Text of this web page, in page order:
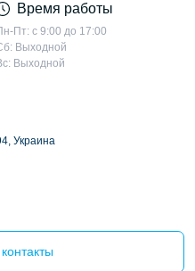
Время работы
Пт: с 9:00 до 17:00
Выходной
Выходной
Украина